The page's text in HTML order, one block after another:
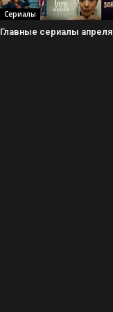
Сериалы
Главные сериалы апреля